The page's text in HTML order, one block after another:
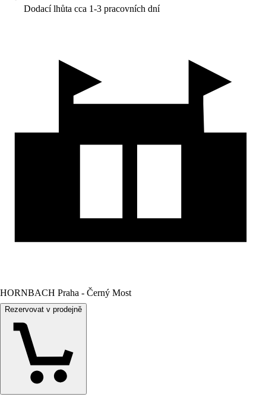
Dodací lhůta cca 1-3 pracovních dní
HORNBACH Praha - Černý Most
Rezervovat v prodejně